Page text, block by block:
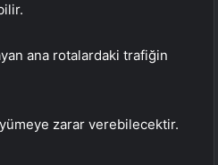
ana rotalardaki trafiğin
zarar verebilecektir.